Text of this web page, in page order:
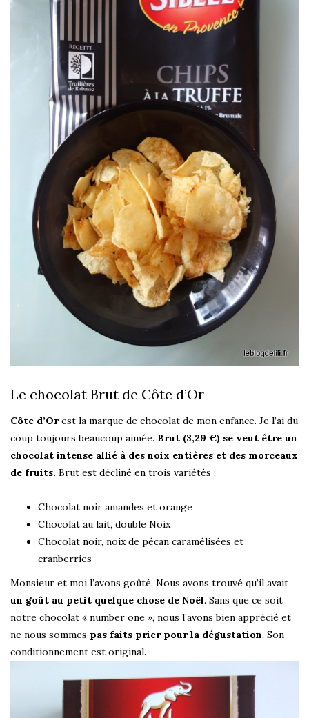
Le chocolat Brut de Côte d’Or
Côte d’Orest la marque de chocolat de mon enfance. Je l’ai du
coup toujours beaucoup aimée. Brut (3,29 €) se veut être un
chocolat intense allié à des noix entières et des morceaux
de fruits. Brut est décliné en trois variétés :
Chocolat noir amandes et orange
Chocolat au lait, double Noix
Chocolat noir, noix de pécan caramélisées et
cranberries
Monsieur et moi l’avons goûté. Nous avons trouvé qu’il avait
un goût au petit quelque chose de Noël. Sans que ce soit
notre chocolat « number one », nous l’avons bien apprécié et
ne nous sommes pas faits prier pour la dégustation. Son
conditionnement est original.